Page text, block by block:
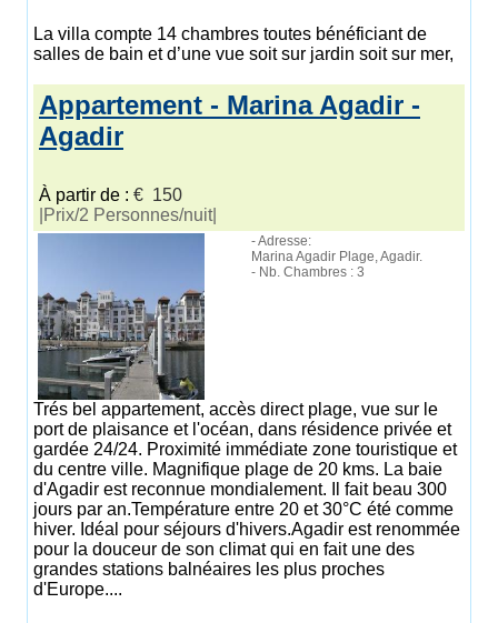
La villa compte 14 chambres toutes bénéficiant de
salles de bain et d’une vue soit sur jardin soit sur mer,
Appartement - Marina Agadir -
Agadir
À partir de : € 150
|Prix/2 Personnes/nuit|
- Adresse:
Marina Agadir Plage, Agadir.
- Nb. Chambres : 3
Trés bel appartement, accès direct plage, vue sur le
port de plaisance et l'océan, dans résidence privée et
gardée 24/24. Proximité immédiate zone touristique et
du centre ville. Magnifique plage de 20 kms. La baie
d'Agadir est reconnue mondialement. Il fait beau 300
jours par an.Température entre 20 et 30°C été comme
hiver. Idéal pour séjours d'hivers.Agadir est renommée
pour la douceur de son climat qui en fait une des
grandes stations balnéaires les plus proches
d'Europe....